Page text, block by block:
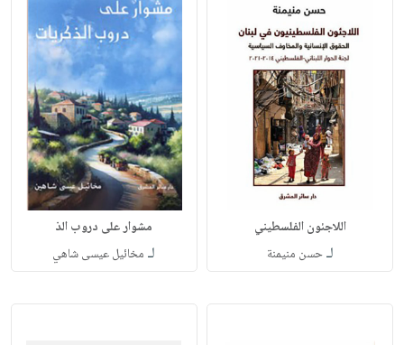
اللاجئون الفلسطيني
لـحسن منيمنة
مشوار على دروب الذ
لـ مخائيل عيسى شاهي